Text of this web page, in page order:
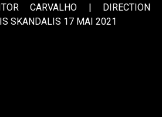
CARVALHO | DIRECTION
SKANDALIS 17 MAI 2021